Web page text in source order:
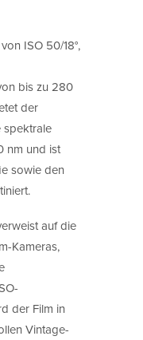
ISO 50/18°,
bis zu 280
der
spektrale
nm und ist
sowie den
auf die
Kameras,
der Film in
Vintage-